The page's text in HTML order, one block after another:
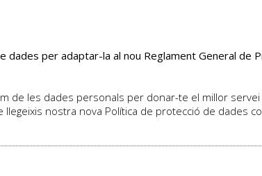
ASSOCIATS PROFESSORAT NOTICIES
per adaptar-la al nou Reglament General de
de les dades personals per donar-te el millor
nostra nova Política de protecció de dades